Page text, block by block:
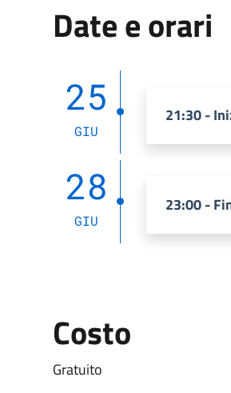
Date e orari
25
GIU
21:30 -
28
GIU
23:00 -
Costo
Gratuito